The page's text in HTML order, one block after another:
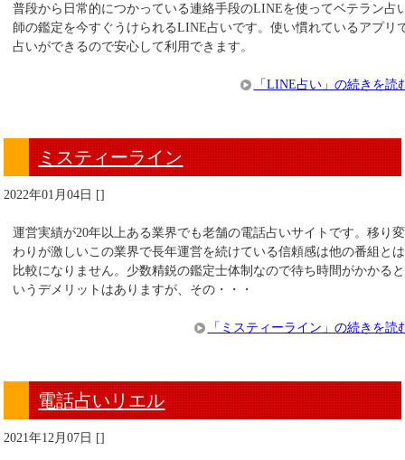
普段から日常的につかっている連絡手段のLINEを使ってベテラン占
師の鑑定を今すぐうけられるLINE占いです。使い慣れているアプリ
占いができるので安心して利用できます。
「LINE占い」の続きを読
ミスティーライン
2022年01月04日 []
運営実績が20年以上ある業界でも老舗の電話占いサイトです。移り変
わりが激しいこの業界で長年運営を続けている信頼感は他の番組とは
比較になりません。少数精鋭の鑑定士体制なので待ち時間がかかると
いうデメリットはありますが、その・・・
「ミスティーライン」の続きを読
電話占いリエル
2021年12月07日 []